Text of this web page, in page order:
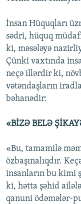
İnsan Hüquqları
sədri, hüquq
ki, məsələyə
Çünki vaxtında
neçə illərdir ki,
vətəndaşların
bəhanədir:
«BİZƏ BELƏ
«Bu, tamamilə
özbaşınalıqdır.
insanların bu kimi
ki, hətta şəhid
qanuni ödəmələr-